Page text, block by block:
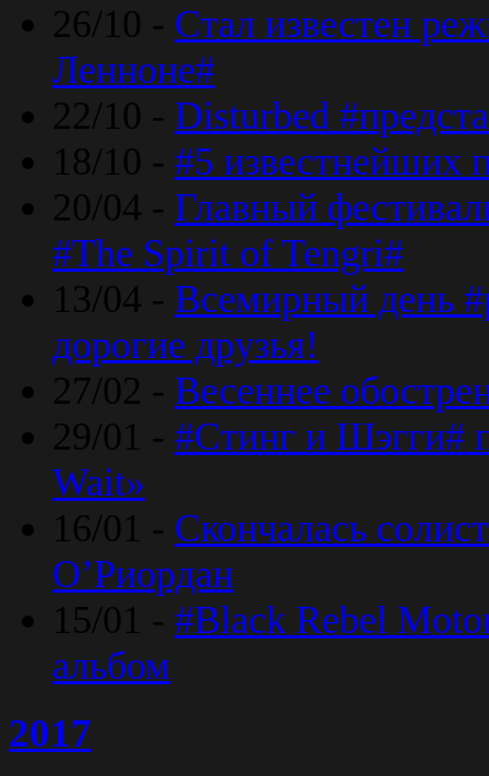
26/10 - Стал известен
Ленноне#
22/10 - Disturbed
18/10 - #5 известнейших
20/04 - Главный
#The Spirit of Tengri#
13/04 - Всемирный день
дорогие друзья!
27/02 - Весеннее
29/01 - #Стинг и Шэгги#
Wait»
16/01 - Скончалась
O’Риордан
15/01 - #Black Rebel
альбом
2017